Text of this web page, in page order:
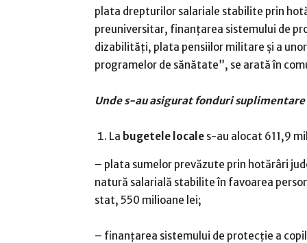
plata drepturilor salariale stabilite prin
preuniversitar, finanţarea sistemului de
dizabilităţi, plata pensiilor militare şi a
programelor de sănătate”, se arată în
Unde s-au asigurat fonduri suplimentare
La bugetele locale s-au alocat 611,9
– plata sumelor prevăzute prin hotărâri
natură salarială stabilite în favoarea
stat, 550 milioane lei;
– finanţarea sistemului de protecţie a